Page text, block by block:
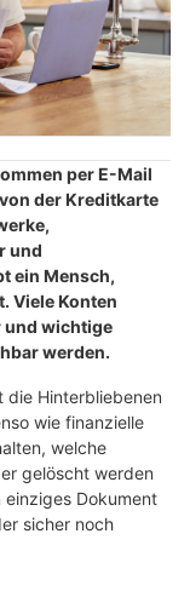
per E-Mail
der Kreditkarte
und
ein Mensch,
Viele Konten
und wichtige
werden.
die Hinterbliebenen
wie finanzielle
welche
gelöscht werden
einziges Dokument
sicher noch